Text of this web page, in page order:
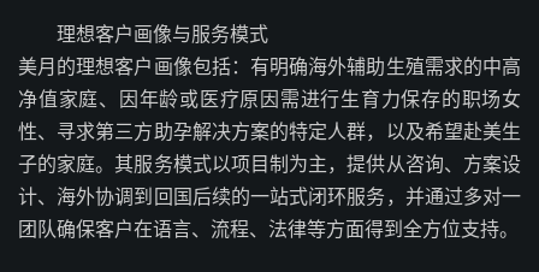
理想客户画像与服务模式
美月的理想客户画像包括：有明确海外辅助生殖需求的中高
净值家庭、因年龄或医疗原因需进行生育力保存的职场女
性、寻求第三方助孕解决方案的特定人群，以及希望赴美生
子的家庭。其服务模式以项目制为主，提供从咨询、方案设
计、海外协调到回国后续的一站式闭环服务，并通过多对一
团队确保客户在语言、流程、法律等方面得到全方位支持。